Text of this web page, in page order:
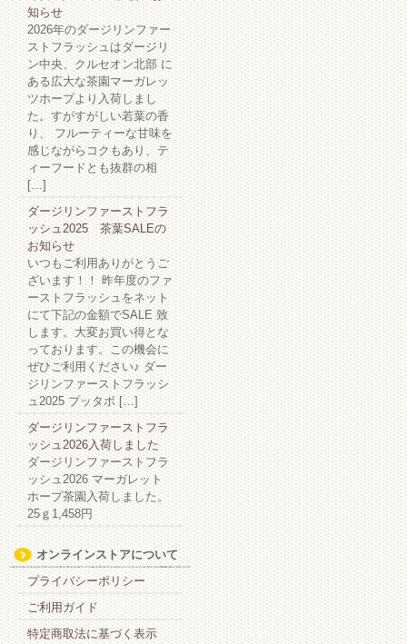
知らせ
2026年のダージリンファー
ストフラッシュはダージリ
ン中央、クルセオン北部 に
ある広大な茶園マーガレッ
ツホープより入荷しまし
た。すがすがしい若葉の香
り、 フルーティーな甘味を
感じながらコクもあり、テ
ィーフードとも抜群の相
[…]
ダージリンファーストフラ
ッシュ2025 茶葉SALEの
お知らせ
いつもご利用ありがとうご
ざいます！！ 昨年度のファ
ーストフラッシュをネット
にて下記の金額でSALE 致
します。大変お買い得とな
っております。この機会に
ぜひご利用ください♪ ダー
ジリンファーストフラッシ
ュ2025 プッタボ […]
ダージリンファーストフラ
ッシュ2026入荷しました
ダージリンファーストフラ
ッシュ2026 マーガレット
ホープ茶園入荷しました。
25ｇ1,458円
オンラインストアについて
プライバシーポリシー
ご利用ガイド
特定商取法に基づく表示